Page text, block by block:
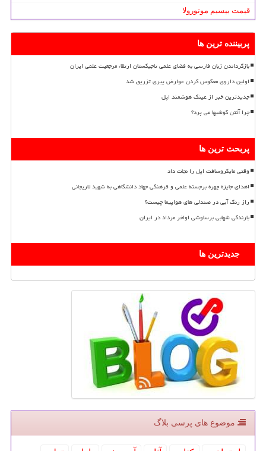
قیمت بیسیم موتورولا
پربیننده ترین ها
بازگرداندن زبان فارسی به فضای علمی تاجیکستان ارتقاء مرجعیت علمی ایران
اولین داروی معکوس کردن عوارض پیری تزریق شد
جدیدترین خبر از عینک هوشمند اپل
چرا آنتن گوشیها می پرد؟
پربحث ترین ها
وقتی مایکروسافت اپل را نجات داد
اهدای جایزه چهره برجسته علمی و فرهنگی جهاد دانشگاهی به شهید لاریجانی
راز رنگ آبی در صندلی های هواپیما چیست؟
بارندگی شهابی برساوشی اواخر مرداد در ایران
جدیدترین ها
موضوع های پرسی بلاگ